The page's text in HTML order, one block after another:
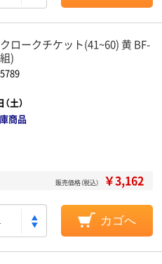
ロークチケット(41~60) 黄 BF-
)
土）
商品
販売価格（税込） ￥3,162
カゴへ